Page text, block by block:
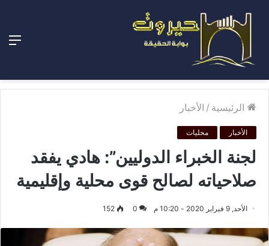
الرئيسية / الأخبار
الأخبار محليات
لجنة الخبراء الدوليين”: هادي يفقد
صلاحياته لصالح قوى محلية وإقليمية
الأحد, 9 فبراير 2020 - 10:20 م 0
152